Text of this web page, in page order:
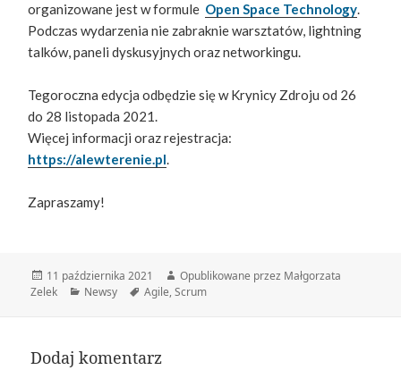
organizowane jest w formule Open Space Technology.
Podczas wydarzenia nie zabraknie warsztatów, lightning
talków, paneli dyskusyjnych oraz networkingu.
Tegoroczna edycja odbędzie się w Krynicy Zdroju od 26
do 28 listopada 2021.
Więcej informacji oraz rejestracja:
https://alewterenie.pl.
Zapraszamy!
Data
publikacji
11 października 2021 Autor
Opublikowane przez Małgorzata
Zelek
Kategorie
Newsy Tagi
Agile,Scrum
Dodaj komentarz